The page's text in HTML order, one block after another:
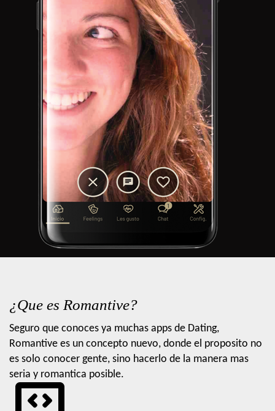
¿Que es Romantive?
Seguro que conoces ya muchas apps de Dating,
Romantive es un concepto nuevo, donde el proposito no
es solo conocer gente, sino hacerlo de la manera mas
seria y romantica posible.